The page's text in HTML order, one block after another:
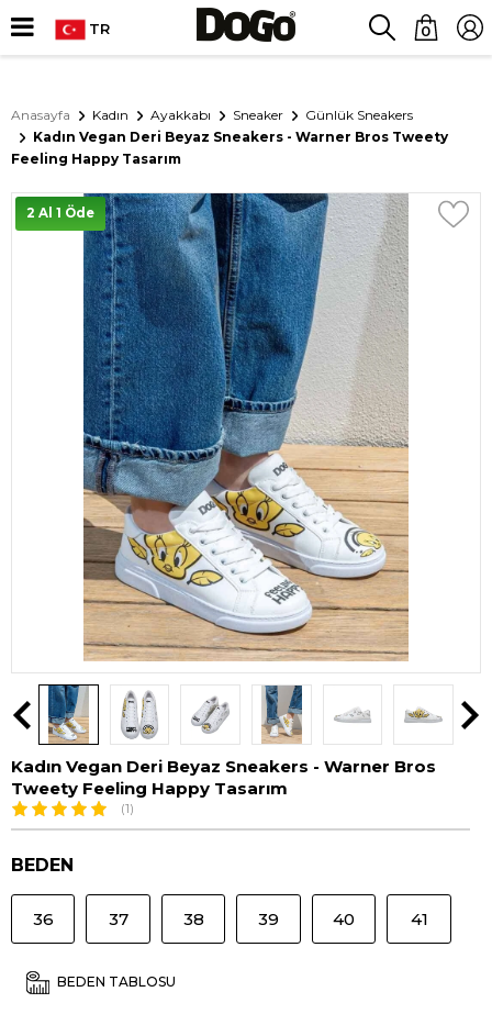
TR 0
Anasayfa Kadın Ayakkabı Sneaker
Günlük Sneakers
Kadın Vegan Deri Beyaz Sneakers - Warner Bros Tweety
Feeling Happy Tasarım
2 Al 1 Öde
Kadın Vegan Deri Beyaz Sneakers - Warner Bros
Tweety Feeling Happy Tasarım
(1)
BEDEN
36 37 38 39 40 41
BEDEN TABLOSU